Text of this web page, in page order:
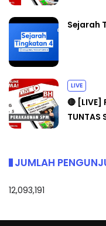
Sejarah
LIVE
🔴 [LIVE]
TUNTAS
JUMLAH
12,093,191